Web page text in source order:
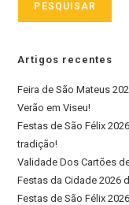
PESQUISAR
Artigos recentes
Feira de São Mateus
Verão em Viseu!
Festas de São Félix
tradição!
Validade Dos Cartões
Festas da Cidade 2026
Festas de São Félix 2026